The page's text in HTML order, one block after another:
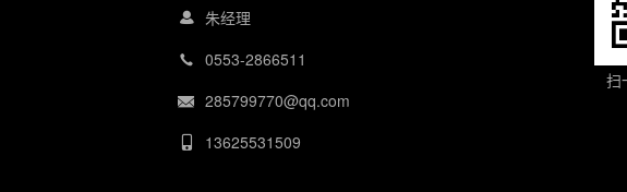
朱经理
0553-2866511
285799770@qq.com
13625531509
扫